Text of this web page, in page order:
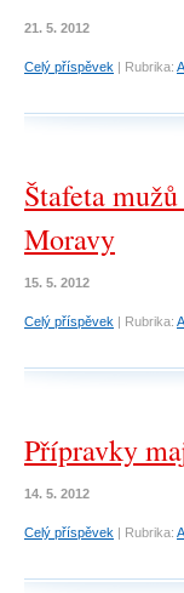
21. 5. 2012
Celý příspěvek | Rubrika:
Štafeta
Moravy
15. 5. 2012
Celý příspěvek | Rubrika:
Přípravky
14. 5. 2012
Celý příspěvek | Rubrika: